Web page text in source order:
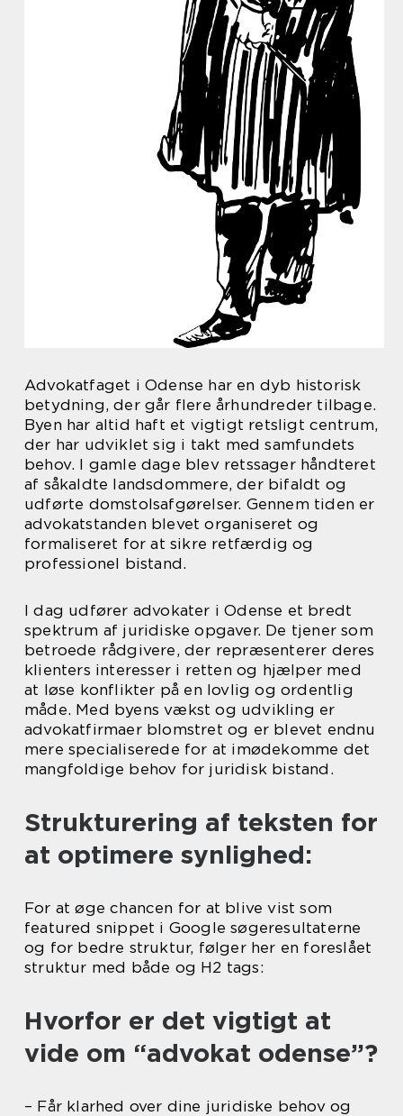
Advokatfaget i Odense har en dyb historisk
betydning, der går flere århundreder tilbage.
Byen har altid haft et vigtigt retsligt centrum,
der har udviklet sig i takt med samfundets
behov. I gamle dage blev retssager håndteret
af såkaldte landsdommere, der bifaldt og
udførte domstolsafgørelser. Gennem tiden er
advokatstanden blevet organiseret og
formaliseret for at sikre retfærdig og
professionel bistand.
I dag udfører advokater i Odense et bredt
spektrum af juridiske opgaver. De tjener som
betroede rådgivere, der repræsenterer deres
klienters interesser i retten og hjælper med
at løse konflikter på en lovlig og ordentlig
måde. Med byens vækst og udvikling er
advokatfirmaer blomstret og er blevet endnu
mere specialiserede for at imødekomme det
mangfoldige behov for juridisk bistand.
Strukturering af teksten for
at optimere synlighed:
For at øge chancen for at blive vist som
featured snippet i Google søgeresultaterne
og for bedre struktur, følger her en foreslået
struktur med både og H2 tags:
Hvorfor er det vigtigt at
vide om “advokat odense”?
– Får klarhed over dine juridiske behov og